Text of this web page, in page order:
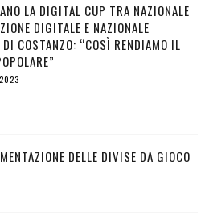
LA DIGITAL CUP TRA NAZIONALE
DIGITALE E NAZIONALE
COSTANZO: “COSÌ RENDIAMO IL
DELLE DIVISE DA GIOCO